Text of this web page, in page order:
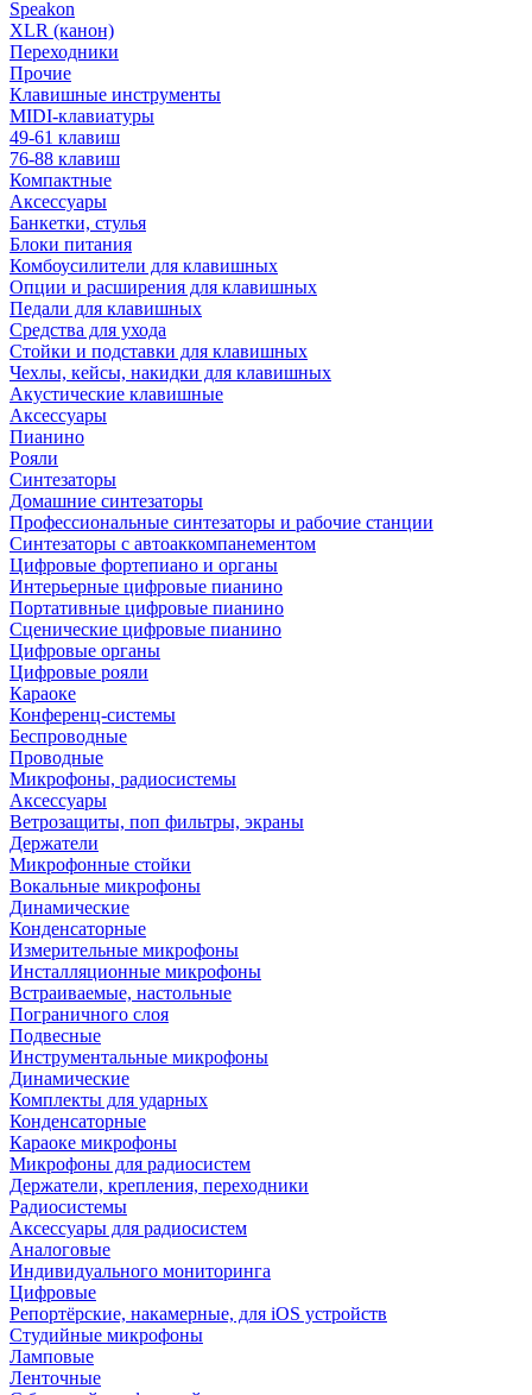
Speakon
XLR (канон)
Переходники
Прочие
Клавишные инструменты
MIDI-клавиатуры
49-61 клавиш
76-88 клавиш
Компактные
Аксессуары
Банкетки, стулья
Блоки питания
Комбоусилители для клавишных
Опции и расширения для клавишных
Педали для клавишных
Средства для ухода
Стойки и подставки для клавишных
Чехлы, кейсы, накидки для клавишных
Акустические клавишные
Аксессуары
Пианино
Рояли
Синтезаторы
Домашние синтезаторы
Профессиональные синтезаторы и рабочие станции
Синтезаторы с автоаккомпанементом
Цифровые фортепиано и органы
Интерьерные цифровые пианино
Портативные цифровые пианино
Сценические цифровые пианино
Цифровые органы
Цифровые рояли
Караоке
Конференц-системы
Беспроводные
Проводные
Микрофоны, радиосистемы
Аксессуары
Ветрозащиты, поп фильтры, экраны
Держатели
Микрофонные стойки
Вокальные микрофоны
Динамические
Конденсаторные
Измерительные микрофоны
Инсталляционные микрофоны
Встраиваемые, настольные
Пограничного слоя
Подвесные
Инструментальные микрофоны
Динамические
Комплекты для ударных
Конденсаторные
Караоке микрофоны
Микрофоны для радиосистем
Держатели, крепления, переходники
Радиосистемы
Аксессуары для радиосистем
Аналоговые
Индивидуального мониторинга
Цифровые
Репортёрские, накамерные, для iOS устройств
Студийные микрофоны
Ламповые
Ленточные